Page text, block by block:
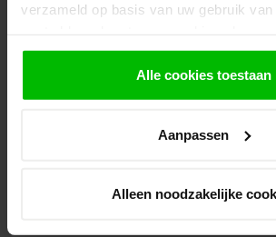
verzameld op basis van uw gebruik
gebruiken.
Alle cookies toestaan
Aanpassen
Alleen noodzakelijke
Douglas Overkapping
500x300 cm / 5x3 m |
Bouwpakket | Robuust
Op voorraad in webshop
Op voorraad in webshop